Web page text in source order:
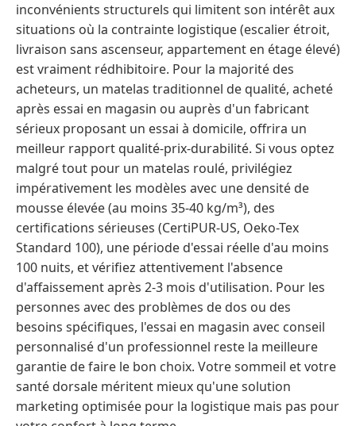
inconvénients structurels qui limitent son intérêt aux
situations où la contrainte logistique (escalier étroit,
livraison sans ascenseur, appartement en étage élevé)
est vraiment rédhibitoire. Pour la majorité des
acheteurs, un matelas traditionnel de qualité, acheté
après essai en magasin ou auprès d'un fabricant
sérieux proposant un essai à domicile, offrira un
meilleur rapport qualité-prix-durabilité. Si vous optez
malgré tout pour un matelas roulé, privilégiez
impérativement les modèles avec une densité de
mousse élevée (au moins 35-40 kg/m³), des
certifications sérieuses (CertiPUR-US, Oeko-Tex
Standard 100), une période d'essai réelle d'au moins
100 nuits, et vérifiez attentivement l'absence
d'affaissement après 2-3 mois d'utilisation. Pour les
personnes avec des problèmes de dos ou des
besoins spécifiques, l'essai en magasin avec conseil
personnalisé d'un professionnel reste la meilleure
garantie de faire le bon choix. Votre sommeil et votre
santé dorsale méritent mieux qu'une solution
marketing optimisée pour la logistique mais pas pour